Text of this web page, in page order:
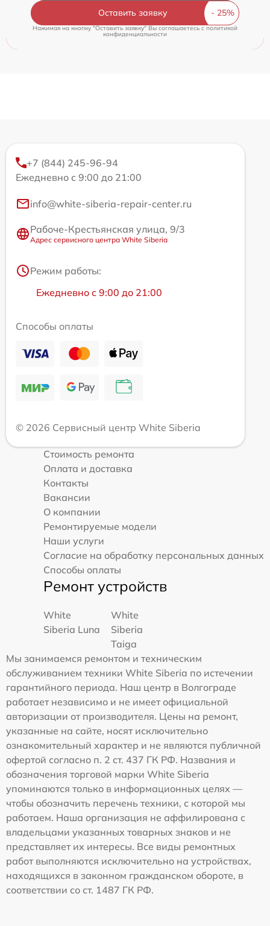
Оставить заявку
Нажимая на кнопку "Оставить заявку" Вы соглашаетесь cполитикой
конфиденциальности
+7 (844) 245-96-94
Ежедневно с 9:00 до 21:00
info@white-siberia-repair-center.ru
Рабоче-Крестьянская улица, 9/3
Адрес сервисного центра White Siberia
Режим работы:
Ежедневно с 9:00 до 21:00
Способы оплаты
© 2026 Сервисный центр White Siberia
Стоимость ремонта
Оплата и доставка
Контакты
Вакансии
О компании
Ремонтируемые модели
Наши услуги
Согласие на обработку персональных данных
Способы оплаты
Ремонт устройств
White
Siberia Luna
White
Siberia
Taiga
Мы занимаемся ремонтом и техническим
обслуживанием техники White Siberia по истечении
гарантийного периода. Наш центр в Волгограде
работает независимо и не имеет официальной
авторизации от производителя. Цены на ремонт,
указанные на сайте, носят исключительно
ознакомительный характер и не являются публичной
офертой согласно п. 2 ст. 437 ГК РФ. Названия и
обозначения торговой марки White Siberia
упоминаются только в информационных целях —
чтобы обозначить перечень техники, с которой мы
работаем. Наша организация не аффилирована с
владельцами указанных товарных знаков и не
представляет их интересы. Все виды ремонтных
работ выполняются исключительно на устройствах,
находящихся в законном гражданском обороте, в
соответствии со ст. 1487 ГК РФ.